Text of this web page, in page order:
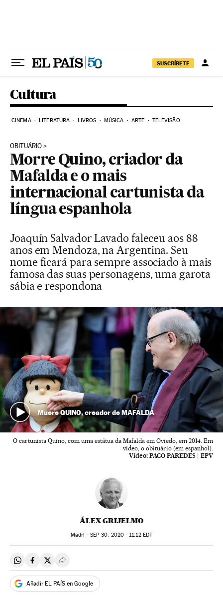
SUSCRÍBETE
Cultura
CINEMA LITERATURA LIVROS MÚSICA ARTE TELEVISÃO
OBITUÁRIO
Morre Quino, criador da
Mafalda e o mais
internacional cartunista da
língua espanhola
Joaquín Salvador Lavado faleceu aos 88
anos em Mendoza, na Argentina. Seu
nome ficará para sempre associado à mais
famosa das suas personagens, uma garota
sábia e respondona
Muere QUINO, creador de MAFALDA
O cartunista Quino, com uma estátua da Mafalda em Oviedo, em 2014. Em
vídeo, o obituário (em espanhol).
Vídeo: PACO PAREDES | EPV
ÁLEX GRIJELMO
Madri - SEP 30, 2020 - 11:12EDT
Compartir en Whatsapp
Compartir en Facebook
Compartir en Twitter
Desplegar Redes Sociales
Añadir EL PAÍS en Google